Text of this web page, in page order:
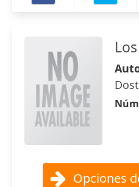
Opciones